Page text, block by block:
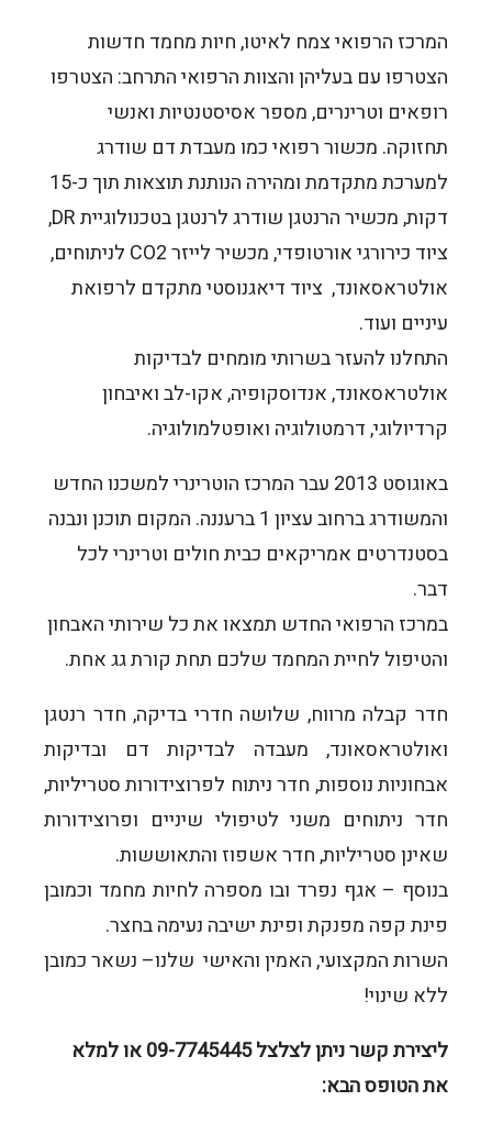
המרכז הרפואי צמח לאיטו, חיות מחמד חדשות
הצטרפו עם בעליהן והצוות הרפואי התרחב: הצטרפו
רופאים וטרינרים, מספר אסיסטנטיות ואנשי
תחזוקה. מכשור רפואי כמו מעבדת דם שודרג
למערכת מתקדמת ומהירה הנותנת תוצאות תוך כ-15
דקות, מכשיר הרנטגן שודרג לרנטגן בטכנולוגיית DR,
ציוד כירורגי אורטופדי, מכשיר לייזר CO2 לניתוחים,
אולטראסאונד, ציוד דיאגנוסטי מתקדם לרפואת
עיניים ועוד.
התחלנו להעזר בשרותי מומחים לבדיקות
אולטראסאונד, אנדוסקופיה, אקו-לב ואיבחון
קרדיולוגי, דרמטולוגיה ואופטלמולוגיה.
באוגוסט 2013 עבר המרכז הוטרינרי למשכנו החדש
והמשודרג ברחוב עציון 1 ברעננה. המקום תוכנן ונבנה
בסטנדרטים אמריקאים כבית חולים וטרינרי לכל
דבר.
במרכז הרפואי החדש תמצאו את כל שירותי האבחון
והטיפול לחיית המחמד שלכם תחת קורת גג אחת.
חדר קבלה מרווח, שלושה חדרי בדיקה, חדר רנטגן
ואולטראסאונד, מעבדה לבדיקות דם ובדיקות
אבחוניות נוספות, חדר ניתוח לפרוצידורות סטריליות,
חדר ניתוחים משני לטיפולי שיניים ופרוצידורות
שאינן סטריליות, חדר אשפוז והתאוששות.
בנוסף – אגף נפרד ובו מספרה לחיות מחמד וכמובן
פינת קפה מפנקת ופינת ישיבה נעימה בחצר.
השרות המקצועי, האמין והאישי שלנו– נשאר כמובן
ללא שינוי!
ליצירת קשר ניתן לצלצל 09-7745445 או למלא
את הטופס הבא: